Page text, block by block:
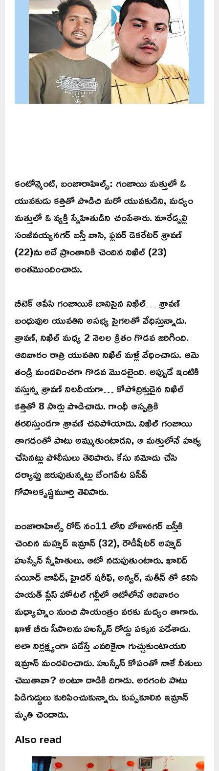
కంటోన్మెంట్, బంజారాహిల్స్: గంజాయి మత్తులో ఓ
యువకుడు కత్తితో పొడిచి మరో యువకుడిని, మద్యం
మత్తులో ఓ వ్యక్తి స్నేహితుడిని చంపేశారు. మారేడ్పల్లి
సంజీవయ్యనగర్ బస్తీ వాసి, ఫ్లవర్ డెకరేటర్ శ్రావణ్
(22)ను అదే ప్రాంతానికి చెందిన నిఖిల్ (23)
అంతమొందించాడు.
బీటెక్ ఆపేసి గంజాయికి బానిసైన నిఖిల్… శ్రావణ్
బంధువుల యువతిని అసభ్య సైగలతో వేధిస్తున్నాడు.
శ్రావణ్, నిఖిల్ మధ్య 2 నెలల క్రితం గొడవ జరిగింది.
ఆదివారం రాత్రి యువతిని నిఖిల్ మళ్లీ వేధించాడు. ఆమె
తండ్రి మందలించగా గొడవ మొదలైంది. అప్పుడే ఇంటికి
వస్తున్న శ్రావణ్ నిలదీయగా… కోపోద్రిక్తుడైన నిఖిల్
కత్తితో 8 సార్లు పొడిచాడు. గాంధీ ఆస్పత్రికి
తరలిస్తుండగా శ్రావణ్ చనిపోయాడు. నిఖిల్ గంజాయి
తాగడంతో పాటు అమ్ముతుంటాడని, ఆ మత్తులోనే హత్య
చేసినట్లు పోలీసులు తెలిపారు. కేసు నమోదు చేసి
దర్యాప్తు జరుపుతున్నట్లు బేంగపేట ఏసీపీ
గోపాలకృష్ణమూర్తి తెలిపారు.
బంజారాహిల్స్ రోడ్ నం11 లోని బోళానగర్ బస్తీకి
చెందిన మహ్మద్ ఇమ్రాన్ (32), రౌడీషీటర్ అహ్మద్
హుస్సేన్ స్నేహితులు. ఆటో నడుపుతుంటారు. ఖాలిద్
సయీద్ జావీద్, హైదర్ షరీఫ్, అన్వర్, మతీన్ తో కలిసి
హయత్ ప్లేస్ హోటల్ గల్లీలో ఆటోలోనే ఆదివారం
మధ్యాహ్నం నుంచి సాయంత్రం వరకు మద్యం తాగారు.
ఖాళీ బీరు సీసాలను హుస్సేన్ రోడ్డు పక్కన పడేశాడు.
అలా నిర్లక్ష్యంగా పడేస్తే ఎవరికైనా గుచ్చుకుంటాయని
ఇమ్రాన్ మందలించాడు. హుస్సేన్ కోపంతో నాకే నీతులు
చెబుతావా? అంటూ దాడికి దిగాడు. అరగంట పాటు
పిడిగుద్దులు కురిపించుకున్నారు. కుప్పకూలిన ఇమ్రాన్
మృతి చెందాడు.
Also read